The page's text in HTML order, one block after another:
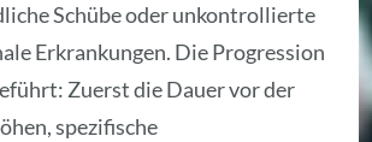
Schübe oder unkontrollierte
Erkrankungen. Die Progression
Zuerst die Dauer vor der
spezifische